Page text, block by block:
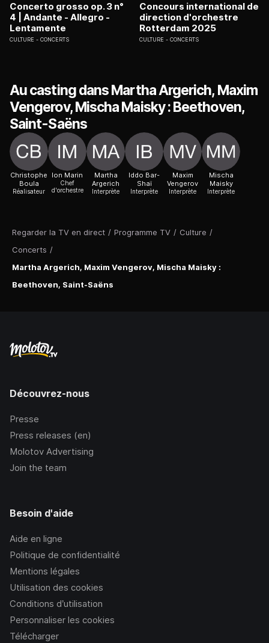
Regarder la TV en direct / Programme TV / Culture /
Concerts /
Martha Argerich, Maxim Vengerov, Mischa Maisky :
Beethoven, Saint-Saëns
Concerto grosso op. 3 n°
4 | Andante - Allegro -
Lentamente
CULTURE CONCERTS
Concours international de
direction d'orchestre
Rotterdam 2025
CULTURE CONCERTS
Au casting dans Martha Argerich, Maxim
Vengerov, Mischa Maisky : Beethoven,
Saint-Saëns
Christophe
Boula
Réalisateur
Ion Marin
Chef
d'orchestre
Martha
Argerich
Interprète
Iddo Bar-
Shaï
Interprète
Maxim
Vengerov
Interprète
Mischa
Maisky
Interprète
Découvrez-nous
Presse
Press releases (en)
Molotov Advertising
Join the team
Besoin d'aide
Aide en ligne
Politique de confidentialité
Mentions légales
Utilisation des cookies
Conditions d’utilisation
Personnaliser les cookies
Télécharger